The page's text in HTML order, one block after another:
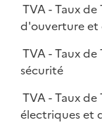
TVA - Taux
d'ouverture et
TVA - Taux
sécurité
TVA - Taux
électriques et